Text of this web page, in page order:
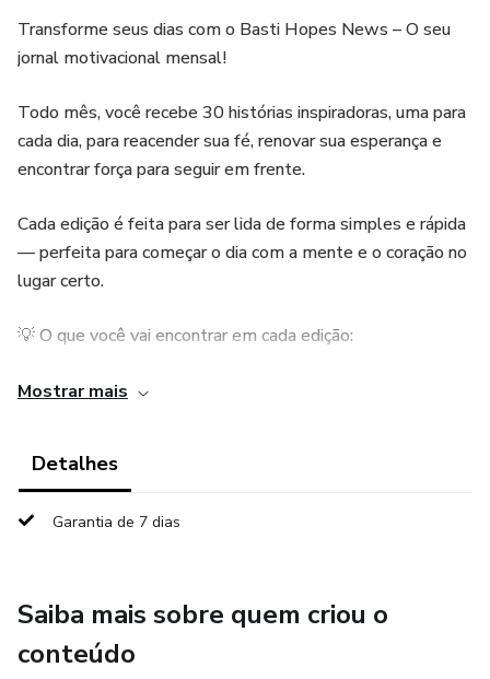
Transforme seus dias com o Basti Hopes News – O seu
jornal motivacional mensal!
Todo mês, você recebe 30 histórias inspiradoras, uma para
cada dia, para reacender sua fé, renovar sua esperança e
encontrar força para seguir em frente.
Cada edição é feita para ser lida de forma simples e rápida
— perfeita para começar o dia com a mente e o coração no
lugar certo.
💡 O que você vai encontrar em cada edição:
30 notícias motivacionais e emocionantes
Mensagens que ajudam você a manter o foco e a
esperança
Um convite para transformar sua rotina em um hábito de
crescimento
Mostrar mais
Detalhes
Garantia de 7 dias
Saiba mais sobre quem criou o
conteúdo